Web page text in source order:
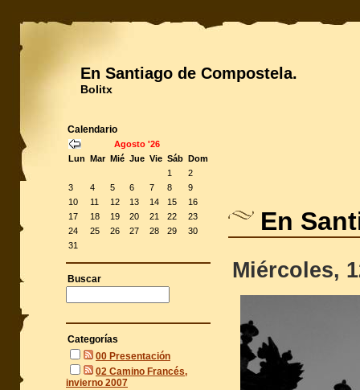
En Santiago de Compostela.
Bolitx
Calendario
Agosto '26
Lun Mar Mié Jue Vie Sáb Dom
1
2
3
4 5 6 7 8
9
10
11 12 13 14 15
16
17
18 19 20 21 22
23
24
25 26 27 28 29
30
31
Buscar
Categorías
00 Presentación
02 Camino Francés,
invierno 2007
En
Miércoles,